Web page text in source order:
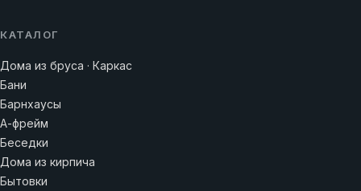
КАТАЛОГ
Дома из бруса · Каркас
Бани
Барнхаусы
А-фрейм
Беседки
Дома из кирпича
Бытовки